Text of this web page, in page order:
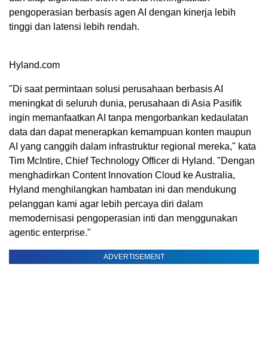
pengoperasian berbasis agen AI dengan kinerja lebih
tinggi dan latensi lebih rendah.
Hyland.com
"Di saat permintaan solusi perusahaan berbasis AI
meningkat di seluruh dunia, perusahaan di Asia Pasifik
ingin memanfaatkan AI tanpa mengorbankan kedaulatan
data dan dapat menerapkan kemampuan konten maupun
AI yang canggih dalam infrastruktur regional mereka," kata
Tim McIntire, Chief Technology Officer di Hyland. "Dengan
menghadirkan Content Innovation Cloud ke Australia,
Hyland menghilangkan hambatan ini dan mendukung
pelanggan kami agar lebih percaya diri dalam
memodernisasi pengoperasian inti dan menggunakan
agentic enterprise."
ADVERTISEMENT